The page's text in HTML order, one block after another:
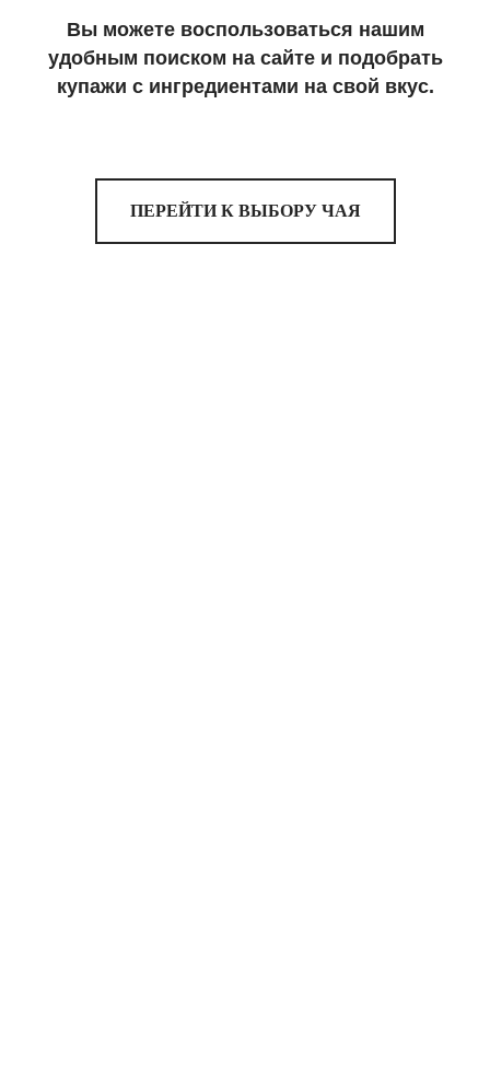
Вы можете воспользоваться нашим
удобным поиском на сайте и подобрать
купажи с ингредиентами на свой вкус.
ПЕРЕЙТИ К ВЫБОРУ ЧАЯ